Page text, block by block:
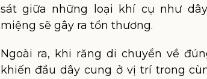
sát giữa những loại khí cụ như
miệng sẽ gây ra tổn thương.
Ngoài ra, khi răng di chuyển về
khiến đầu dây cung ở vị trí trong